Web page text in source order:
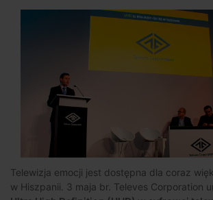
USA), Evolving Connectivity
Windham Hotel Group show
Mosaiq6 - dotykowy
Nie przeocz tego!:
H30 FLEX,
wizualizacji analogowego audio/
Ogłoszenie:
Televes Corporation
Telewizja emocji jest dostępna dla coraz
w Hiszpanii. 3 maja br. Televes Corporation